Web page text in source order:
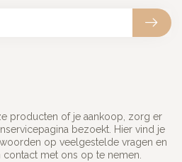
producten of je aankoop, zorg er
bezoekt. Hier vind je
op veelgestelde vragen en
met ons op te nemen.